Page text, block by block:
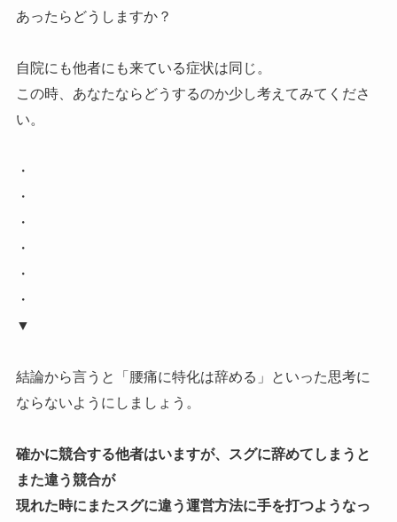
あったらどうしますか？
自院にも他者にも来ている症状は同じ。
この時、あなたならどうするのか少し考えてみてくださ
い。
・
・
・
・
・
・
▼
結論から言うと
「腰痛に特化は辞める」といった思考に
ならないように しましょう。
確かに競合する他者はいますが、スグに辞めてしまうと
また違う競合が
現れた時にまたスグに違う運営方法に手を打つようなっ